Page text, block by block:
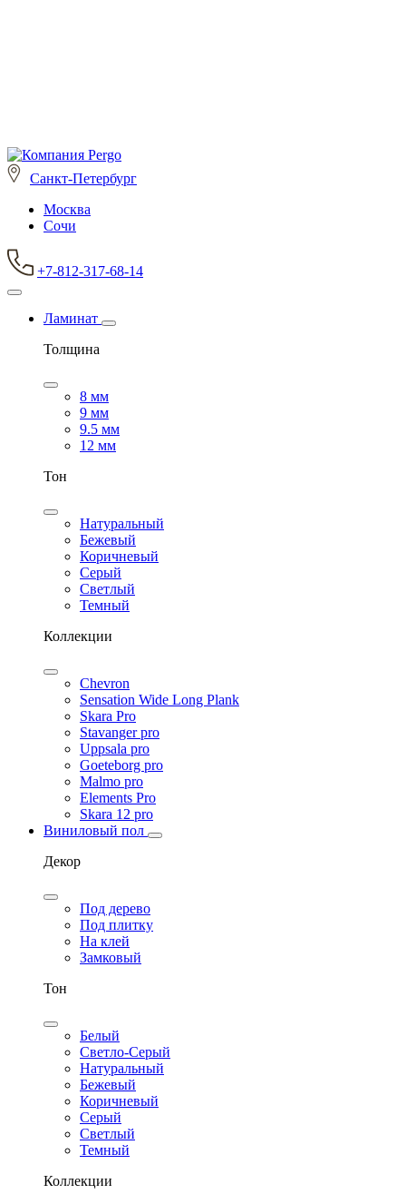
Санкт-Петербург
Москва
Сочи
+7-812-317-68-14
Ламинат
Толщина
8 мм
9 мм
9.5 мм
12 мм
Тон
Натуральный
Бежевый
Коричневый
Серый
Светлый
Темный
Коллекции
Chevron
Sensation Wide Long Plank
Skara Pro
Stavanger pro
Uppsala pro
Goeteborg pro
Malmo pro
Elements Pro
Skara 12 pro
Виниловый пол
Декор
Под дерево
Под плитку
На клей
Замковый
Тон
Белый
Светло-Серый
Натуральный
Бежевый
Коричневый
Серый
Светлый
Темный
Коллекции